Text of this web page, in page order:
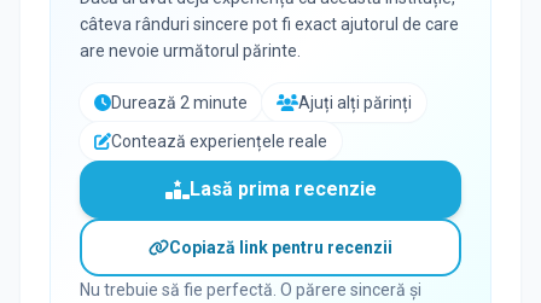
câteva rânduri sincere pot fi exact ajutorul de care
are nevoie următorul părinte.
Durează 2 minute
Ajuți alți părinți
Contează experiențele reale
Lasă prima recenzie
Copiază link pentru recenzii
Nu trebuie să fie perfectă. O părere sinceră și